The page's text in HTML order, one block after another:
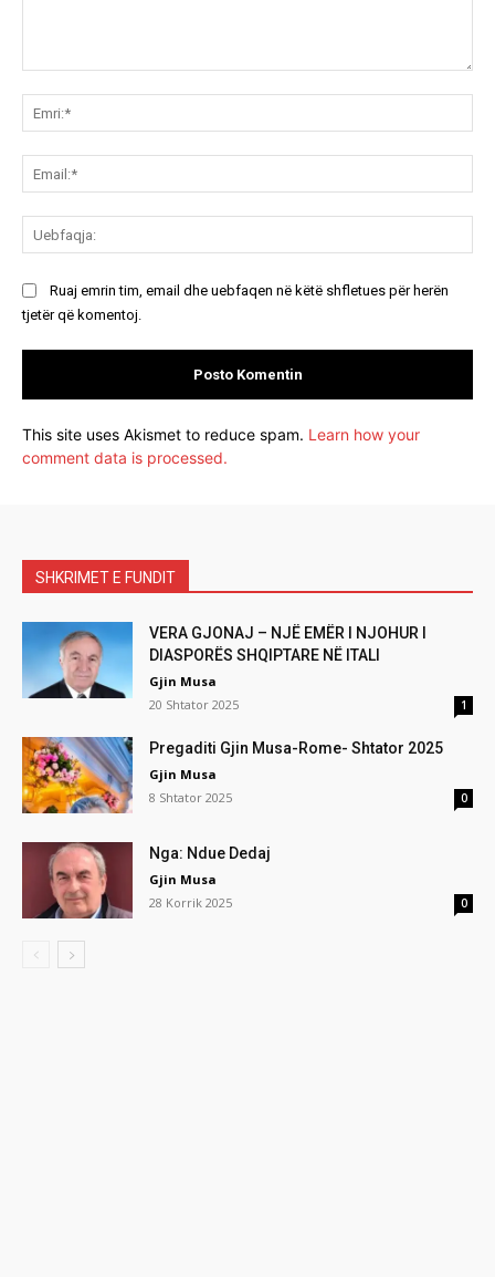
Ruaj emrin tim, email dhe uebfaqen në këtë shfletues për herën
tjetër që komentoj.
This site uses Akismet to reduce spam. Learn how your
comment data is processed.
SHKRIMET E FUNDIT
VERA GJONAJ – NJË EMËR I NJOHUR I
DIASPORËS SHQIPTARE NË ITALI
Gjin Musa
20 Shtator 2025
1
Pregaditi Gjin Musa-Rome- Shtator 2025
Gjin Musa
8 Shtator 2025
0
Nga: Ndue Dedaj
Gjin Musa
28 Korrik 2025
0